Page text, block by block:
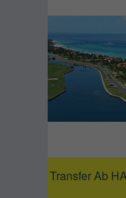
Transfer Ab